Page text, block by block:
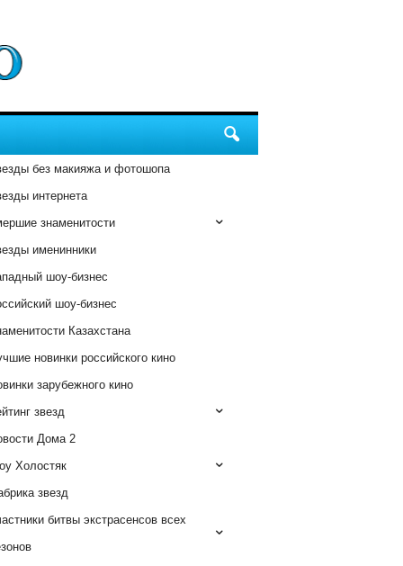
без макияжа и фотошопа
интернета
знаменитости
именинники
шоу-бизнес
шоу-бизнес
Казахстана
новинки российского кино
зарубежного кино
звезд
Дома 2
Холостяк
звезд
битвы экстрасенсов всех